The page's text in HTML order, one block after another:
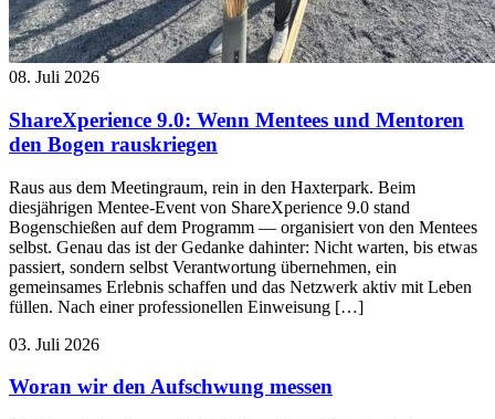
08. Juli 2026
ShareXperience 9.0: Wenn Mentees und Mentoren
den Bogen rauskriegen
Raus aus dem Meetingraum, rein in den Haxterpark. Beim
diesjährigen Mentee-Event von ShareXperience 9.0 stand
Bogenschießen auf dem Programm — organisiert von den Mentees
selbst. Genau das ist der Gedanke dahinter: Nicht warten, bis etwas
passiert, sondern selbst Verantwortung übernehmen, ein
gemeinsames Erlebnis schaffen und das Netzwerk aktiv mit Leben
füllen. Nach einer professionellen Einweisung […]
03. Juli 2026
Woran wir den Aufschwung messen